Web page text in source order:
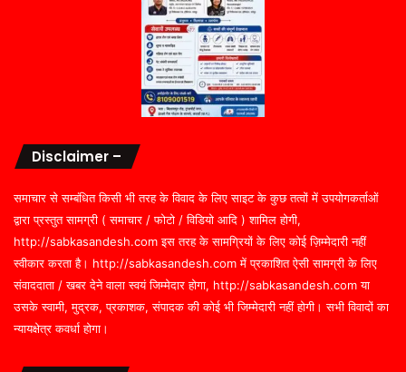
Disclaimer –
समाचार से सम्बंधित किसी भी तरह के विवाद के लिए साइट के कुछ तत्वों में उपयोगकर्ताओं
द्वारा प्रस्तुत सामग्री ( समाचार / फोटो / विडियो आदि ) शामिल होगी,
http://sabkasandesh.com इस तरह के सामग्रियों के लिए कोई ज़िम्मेदारी नहीं
स्वीकार करता है। http://sabkasandesh.com में प्रकाशित ऐसी सामग्री के लिए
संवाददाता / खबर देने वाला स्वयं जिम्मेदार होगा, http://sabkasandesh.com या
उसके स्वामी, मुद्रक, प्रकाशक, संपादक की कोई भी जिम्मेदारी नहीं होगी। सभी विवादों का
न्यायक्षेत्र कवर्धा होगा।